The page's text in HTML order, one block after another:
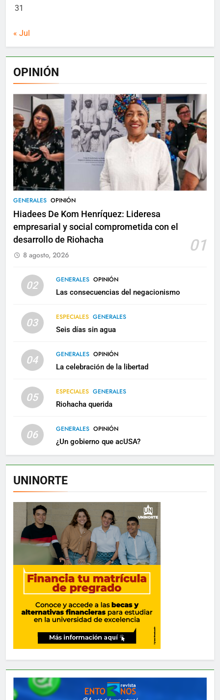
31
« Jul
OPINIÓN
GENERALES OPINIÓN
Hiadees De Kom Henríquez: Lideresa
empresarial y social comprometida con el
desarrollo de Riohacha
01
8 agosto, 2026
02 GENERALES OPINIÓN
Las consecuencias del negacionismo
03 ESPECIALES GENERALES
Seis días sin agua
04 GENERALES OPINIÓN
La celebración de la libertad
05 ESPECIALES GENERALES
Riohacha querida
06 GENERALES OPINIÓN
¿Un gobierno que acUSA?
UNINORTE